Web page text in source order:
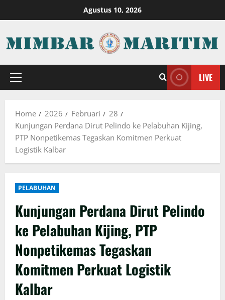
to
Agustus 10, 2026
Primary
LIVE
Home 2026 Februari
28
Kunjungan Perdana Dirut Pelindo ke Pelabuhan Kijing,
PTP Nonpetikemas Tegaskan Komitmen Perkuat
Logistik Kalbar
PELABUHAN
Kunjungan Perdana Dirut Pelindo
ke Pelabuhan Kijing, PTP
Nonpetikemas Tegaskan
Komitmen Perkuat Logistik
Kalbar